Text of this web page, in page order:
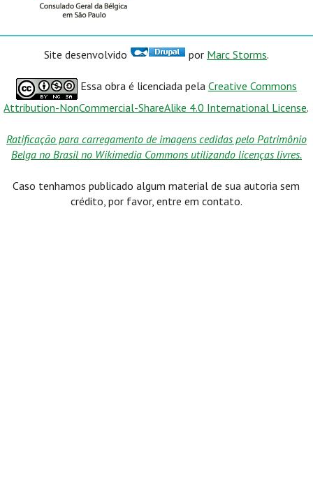
Site desenvolvido por Marc Storms.
Essa obra é licenciada pela Creative Commons
Attribution-NonCommercial-ShareAlike 4.0 International License.
Ratificação para carregamento de imagens cedidas pelo Patrimônio
Belga no Brasil no Wikimedia Commons utilizando licenças livres.
Caso tenhamos publicado algum material de sua autoria sem
crédito, por favor, entre em contato.